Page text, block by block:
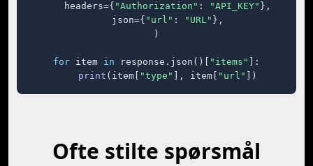
    headers={
"Authorization" : "API_KEY" },
    json={
"url" : "URL" },
)
for item in response.json()[ "items"
]:
print (item[ "type" ], item[ "url" ])
Ofte stilte spørsmål